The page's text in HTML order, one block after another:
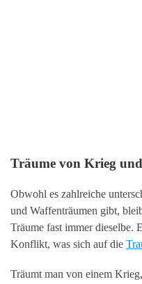
Träume von Krieg
Obwohl es zahlreiche
und Waffenträumen gibt,
Träume fast immer dieselbe.
Konflikt, was sich auf die
Träumt man von einem